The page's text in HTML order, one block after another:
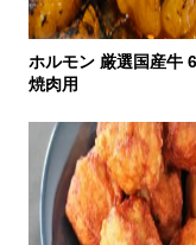
ホルモン 厳選国産牛
焼肉用